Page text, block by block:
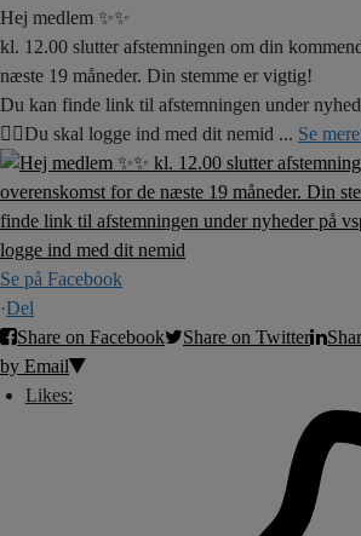
Hej medlem ✨✨
kl. 12.00 slutter afstemningen om din
næste 19 måneder. Din stemme er vigtig!
Du kan finde link til afstemningen under
☝🏼Du skal logge ind med dit nemid ... Se mere
Se på Facebook
·Del
Share on Facebook
Share on Twitter
by Email
Likes: